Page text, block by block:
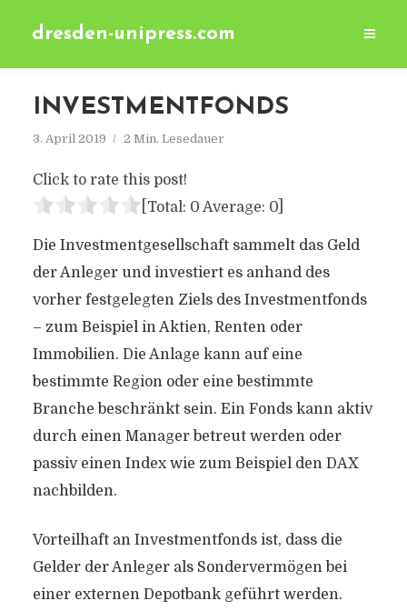
dresden-unipress.com
INVESTMENTFONDS
3. April 2019 2 Min. Lesedauer
Click to rate this post!
[Total: 0 Average: 0]
Die Investmentgesellschaft sammelt das Geld
der Anleger und investiert es anhand des
vorher festgelegten Ziels des Investmentfonds
– zum Beispiel in Aktien, Renten oder
Immobilien. Die Anlage kann auf eine
bestimmte Region oder eine bestimmte
Branche beschränkt sein. Ein Fonds kann aktiv
durch einen Manager betreut werden oder
passiv einen Index wie zum Beispiel den DAX
nachbilden.
Vorteilhaft an Investmentfonds ist, dass die
Gelder der Anleger als Sondervermögen bei
einer externen Depotbank geführt werden.